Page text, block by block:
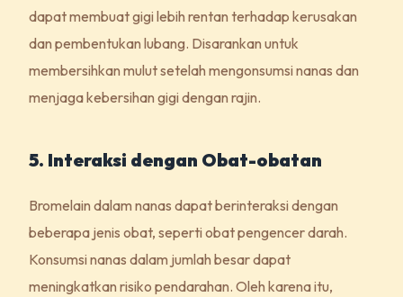
dapat membuat gigi lebih rentan terhadap kerusakan
dan pembentukan lubang. Disarankan untuk
membersihkan mulut setelah mengonsumsi nanas dan
menjaga kebersihan gigi dengan rajin.
5. Interaksi dengan Obat-obatan
Bromelain dalam nanas dapat berinteraksi dengan
beberapa jenis obat, seperti obat pengencer darah.
Konsumsi nanas dalam jumlah besar dapat
meningkatkan risiko pendarahan. Oleh karena itu,